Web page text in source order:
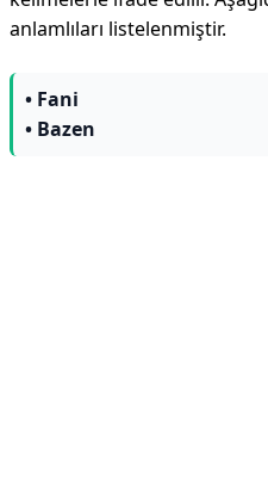
anlamlıları listelenmiştir.
• Fani
• Bazen